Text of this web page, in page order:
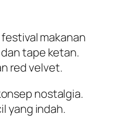
makanan
tape ketan.
red velvet.
nostalgia.
yang indah.